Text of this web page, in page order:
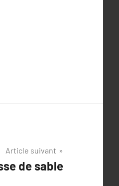
Article suivant
de sable